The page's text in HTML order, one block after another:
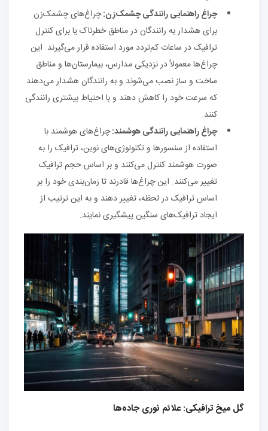
چراغ‌ راهنمایی رانندگی چشمک‌زن:چراغ‌های چشمک‌زن
برای هشدار به رانندگان در مناطق خطرناک یا برای کنترل
ترافیک در ساعات کم‌تردد مورد استفاده قرار می‌گیرند. این
چراغ‌ها معمولاً در نزدیکی مدارس، بیمارستان‌ها و مناطق
ساخت و ساز نصب می‌شوند و به رانندگان هشدار می‌دهند
که سرعت خود را کاهش دهند و با احتیاط بیشتری رانندگی
کنند.
چراغ‌ راهنمایی رانندگی هوشمند:چراغ‌های هوشمند با
استفاده از سنسورها و تکنولوژی‌های نوین، ترافیک را به
صورت هوشمند کنترل می‌کنند و بر اساس حجم ترافیک
تغییر می‌کنند. این چراغ‌ها قادرند تا زمان‌بندی خود را بر
اساس ترافیک در لحظه، تغییر دهند و به این ترتیب از
ایجاد ترافیک‌های سنگین پیشگیری نمایند.
گل میخ ترافیکی: علائم نوری جاده‌ها